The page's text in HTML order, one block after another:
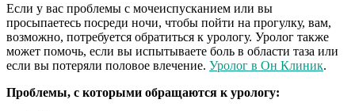
Если у вас проблемы с мочеиспусканием или вы
просыпаетесь посреди ночи, чтобы пойти на прогулку, вам,
возможно, потребуется обратиться к урологу. Уролог также
может помочь, если вы испытываете боль в области таза или
если вы потеряли половое влечение. Уролог в Он Клиник.
Проблемы, с которыми обращаются к урологу: